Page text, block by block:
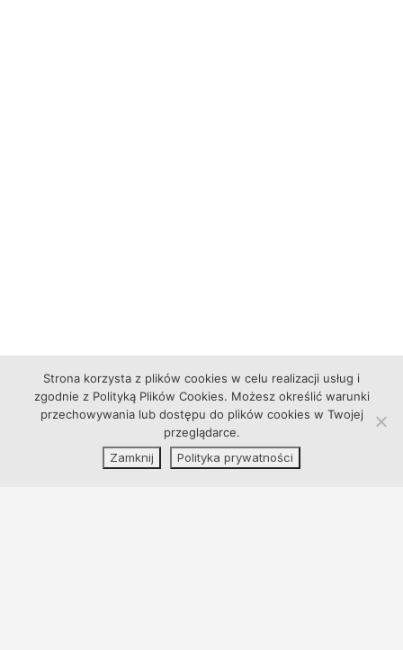
Strona korzysta z plików cookies w celu realizacji usług i
zgodnie z Polityką Plików Cookies. Możesz określić warunki
przechowywania lub dostępu do plików cookies w Twojej
przeglądarce.
Zamknij
Polityka prywatności